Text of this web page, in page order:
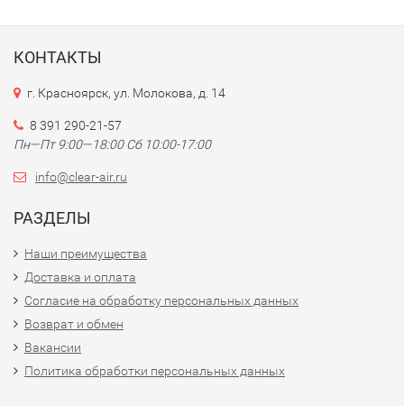
КОНТАКТЫ
г. Красноярск, ул. Молокова, д. 14
8 391 290-21-57
Пн—Пт 9:00—18:00 Сб 10:00-17:00
info@clear-air.ru
РАЗДЕЛЫ
Наши преимущества
Доставка и оплата
Согласие на обработку персональных данных
Возврат и обмен
Вакансии
Политика обработки персональных данных